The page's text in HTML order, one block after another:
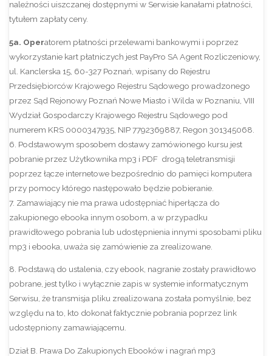
należności uiszczanej dostępnymi w Serwisie kanałami płatności,
tytułem zapłaty ceny.
5a. Operatorem płatności przelewami bankowymi i poprzez
wykorzystanie kart płatniczych jest PayPro SA Agent Rozliczeniowy,
ul. Kanclerska 15, 60-327 Poznań, wpisany do Rejestru
Przedsiębiorców Krajowego Rejestru Sądowego prowadzonego
przez Sąd Rejonowy Poznań Nowe Miasto i Wilda w Poznaniu, VIII
Wydział Gospodarczy Krajowego Rejestru Sądowego pod
numerem KRS 0000347935, NIP 7792369887, Regon 301345068.
6. Podstawowym sposobem dostawy zamówionego kursu jest
pobranie przez Użytkownika mp3 i PDF drogą teletransmisji
poprzez łącze internetowe bezpośrednio do pamięci komputera
przy pomocy którego następowało będzie pobieranie.
7. Zamawiający nie ma prawa udostępniać hiperłącza do
zakupionego ebooka innym osobom, a w przypadku
prawidłowego pobrania lub udostępnienia innymi sposobami pliku
mp3 i ebooka, uważa się zamówienie za zrealizowane.
8. Podstawą do ustalenia, czy ebook, nagranie zostały prawidłowo
pobrane, jest tylko i wyłącznie zapis w systemie informatycznym
Serwisu, że transmisja pliku zrealizowana została pomyślnie, bez
względu na to, kto dokonał faktycznie pobrania poprzez link
udostępniony zamawiającemu.
Dział B. Prawa Do Zakupionych Ebooków i nagrań mp3